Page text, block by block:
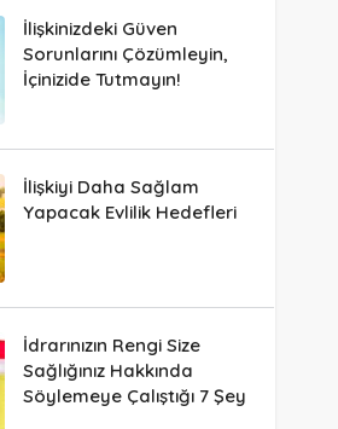
İlişkinizdeki Güven
Sorunlarını Çözümleyin,
İçinizide Tutmayın!
İlişkiyi Daha Sağlam
Yapacak Evlilik Hedefleri
İdrarınızın Rengi Size
Sağlığınız Hakkında
Söylemeye Çalıştığı 7 Şey